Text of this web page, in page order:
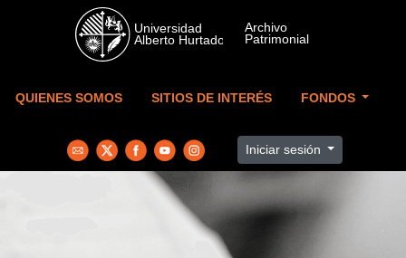
Skip to main content
QUIENES SOMOS SITIOS DE INTERÉS FONDOS
Iniciar sesión